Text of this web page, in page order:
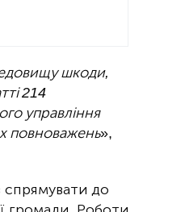
шкоди,
214
управління
повноважень»,
спрямувати до